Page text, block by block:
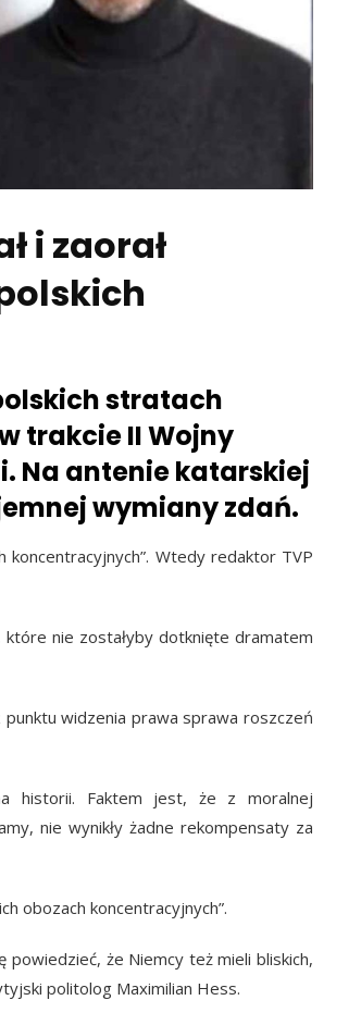
i zaorał
stratach
trakcie II Wojny
Na antenie katarskiej
wymiany zdań.
koncentracyjnych”. Wtedy redaktor TVP
które nie zostałyby dotknięte dramatem
widzenia prawa sprawa roszczeń
historii. Faktem jest, że z moralnej
nie wynikły żadne rekompensaty za
obozach koncentracyjnych”.
powiedzieć, że Niemcy też mieli bliskich,
politolog Maximilian Hess.